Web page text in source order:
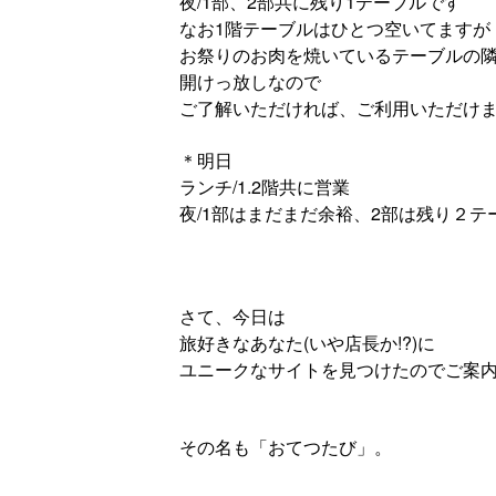
なお1階テーブルはひとつ空いてますが
お祭りのお肉を焼いているテーブルの
開けっ放しなので
ご了解いただければ、ご利用いただけま
＊明日
ランチ/1.2階共に営業
夜/1部はまだまだ余裕、2部は残り２テ
さて、今日は
旅好きなあなた(いや店長か!?)に
ユニークなサイトを見つけたのでご案内
その名も「おてつたび」。